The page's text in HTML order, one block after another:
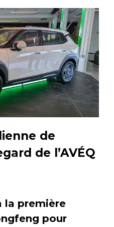
de
de l’AVÉQ
la première
pour